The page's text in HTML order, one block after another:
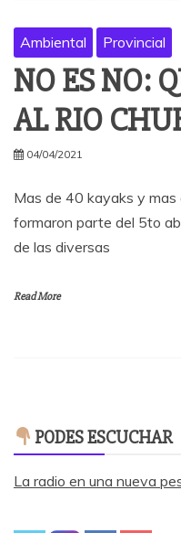
Ambiental Provincial
NO ES NO:
AL RIO
04/04/2021
Mas de 40 kayaks y
formaron parte del 5to
de las diversas
Read More
PODES ESCUCHAR
La radio en una nueva